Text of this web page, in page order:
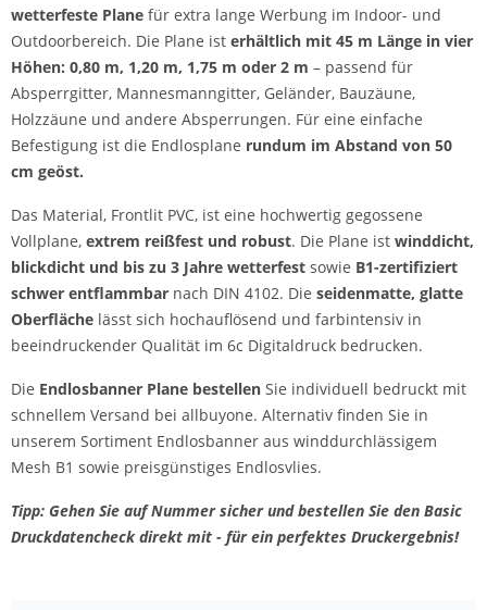
wetterfeste Plane für extra lange Werbung im Indoor- und
Outdoorbereich. Die Plane ist erhältlich mit 45 m Länge in vier
Höhen: 0,80 m, 1,20 m, 1,75 m oder 2 m – passend für
Absperrgitter, Mannesmanngitter, Geländer, Bauzäune,
Holzzäune und andere Absperrungen. Für eine einfache
Befestigung ist die Endlosplane rundum im Abstand von 50
cm geöst.
Das Material, Frontlit PVC, ist eine hochwertig gegossene
Vollplane, extrem reißfest und robust. Die Plane ist winddicht,
blickdicht und bis zu 3 Jahre wetterfest sowie B1-zertifiziert
schwer entflammbar nach DIN 4102. Die seidenmatte, glatte
Oberfläche lässt sich hochauflösend und farbintensiv in
beeindruckender Qualität im 6c Digitaldruck bedrucken.
Die Endlosbanner Plane bestellen Sie individuell bedruckt mit
schnellem Versand bei allbuyone. Alternativ finden Sie in
unserem Sortiment Endlosbanner aus winddurchlässigem
Mesh B1 sowie preisgünstiges Endlosvlies.
Tipp: Gehen Sie auf Nummer sicher und bestellen Sie den Basic
Druckdatencheck direkt mit - für ein perfektes Druckergebnis!